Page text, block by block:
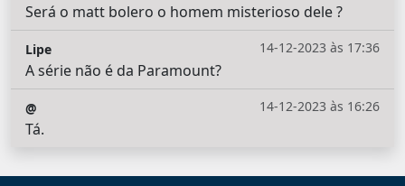
Será o matt bolero o homem misterioso dele ?
14-12-2023 às 17:36
Lipe
A série não é da Paramount?
14-12-2023 às 16:26
@
Tá.